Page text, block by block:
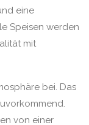
eine
Speisen werden
mit
bei. Das
von einer